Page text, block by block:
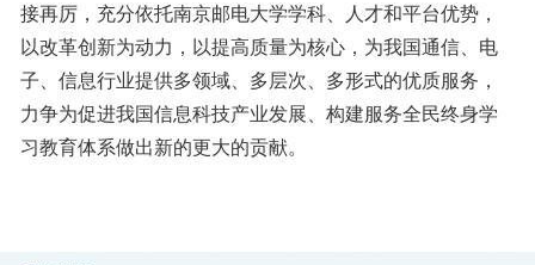
接再厉，充分依托南京邮电大学学科、人才和平台优势，
以改革创新为动力，以提高质量为核心，为我国通信、电
子、信息行业提供多领域、多层次、多形式的优质服务，
力争为促进我国信息科技产业发展、构建服务全民终身学
习教育体系做出新的更大的贡献。